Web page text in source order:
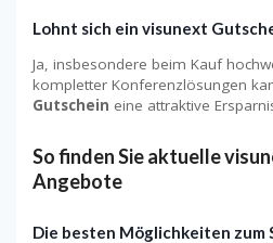
Lohnt sich ein visunext
Ja, insbesondere beim Kauf
kompletter Konferenzlösungen
Gutschein eine attraktive
So finden Sie aktuelle
Angebote
Die besten Möglichkeiten zum